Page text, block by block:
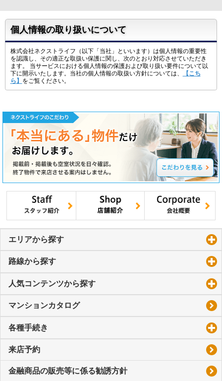
個人情報の取り扱いについて
株式会社ネクストライフ（以下「当社」といいます）は個人情報の重要性
を認識し、その適正な取扱い保護に関し、次のとおり対応させていただき
ます。 当サービスにおける個人情報の保護および取り扱い要件について以
下に開示いたします。当社の個人情報の取扱い方針については、
【こち
ら】
をご覧ください。
エリアから探す
路線から探す
人気コンテンツから探す
マンションカタログ
各種手続き
来店予約
金融商品の販売等に係る勧誘方針